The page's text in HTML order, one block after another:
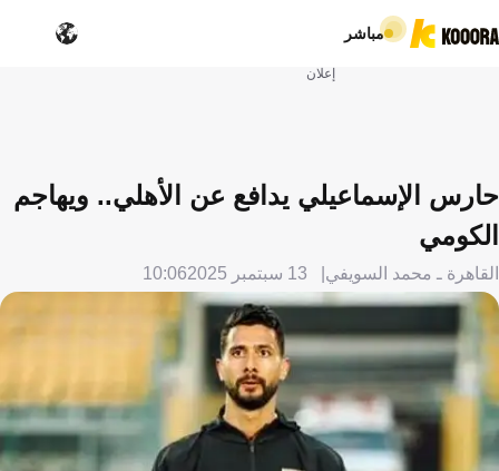
مباشر
إعلان
حارس الإسماعيلي يدافع عن الأهلي.. ويهاجم
الكومي
القاهرة ـ محمد السويفي 13 سبتمبر 2025 10:06